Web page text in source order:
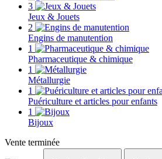
3
Jeux & Jouets
2
Engins de manutention
1
Pharmaceutique & chimique
1
Métallurgie
1
Puériculture et articles pour enfants
1
Bijoux
Vente terminée